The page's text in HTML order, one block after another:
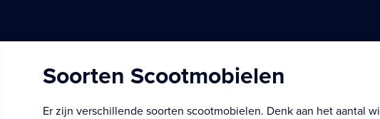
Soorten Scootmobielen
Er zijn verschillende soorten scootmobielen. Denk aan het aantal